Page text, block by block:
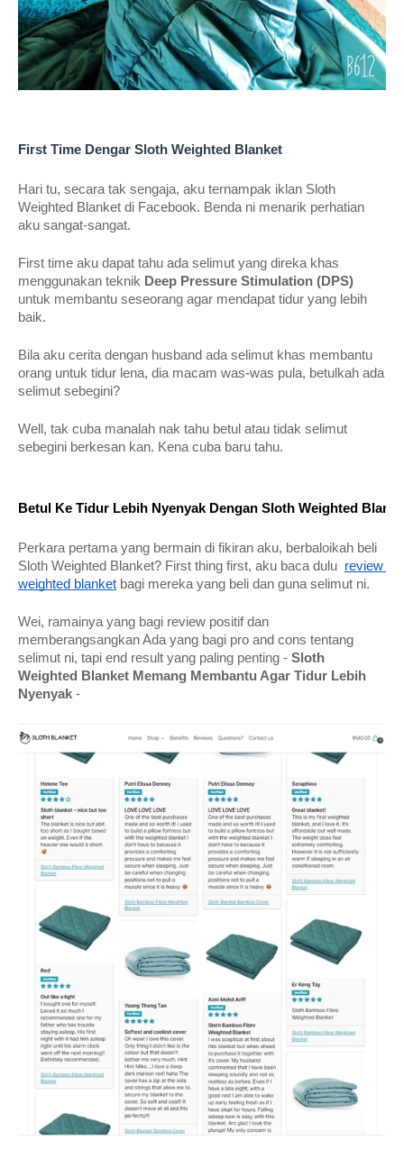
First Time Dengar Sloth Weighted Blanket
Hari tu, secara tak sengaja, aku ternampak iklan Sloth
Weighted Blanket di Facebook. Benda ni menarik perhatian
aku sangat-sangat.
First time aku dapat tahu ada selimut yang direka khas
menggunakan teknik Deep Pressure Stimulation (DPS)
untuk membantu seseorang agar mendapat tidur yang lebih
baik.
Bila aku cerita dengan husband ada selimut khas membantu
orang untuk tidur lena, dia macam was-was pula, betulkah ada
selimut sebegini?
Well, tak cuba manalah nak tahu betul atau tidak selimut
sebegini berkesan kan. Kena cuba baru tahu.
Betul Ke Tidur Lebih Nyenyak Dengan Sloth Weighted
Perkara pertama yang bermain di fikiran aku, berbaloikah beli
Sloth Weighted Blanket? First thing first, aku baca dulu review
weighted blanket bagi mereka yang beli dan guna selimut ni.
Wei, ramainya yang bagi review positif dan
memberangsangkan Ada yang bagi pro and cons tentang
selimut ni, tapi end result yang paling penting - Sloth
Weighted Blanket Memang Membantu Agar Tidur Lebih
Nyenyak -